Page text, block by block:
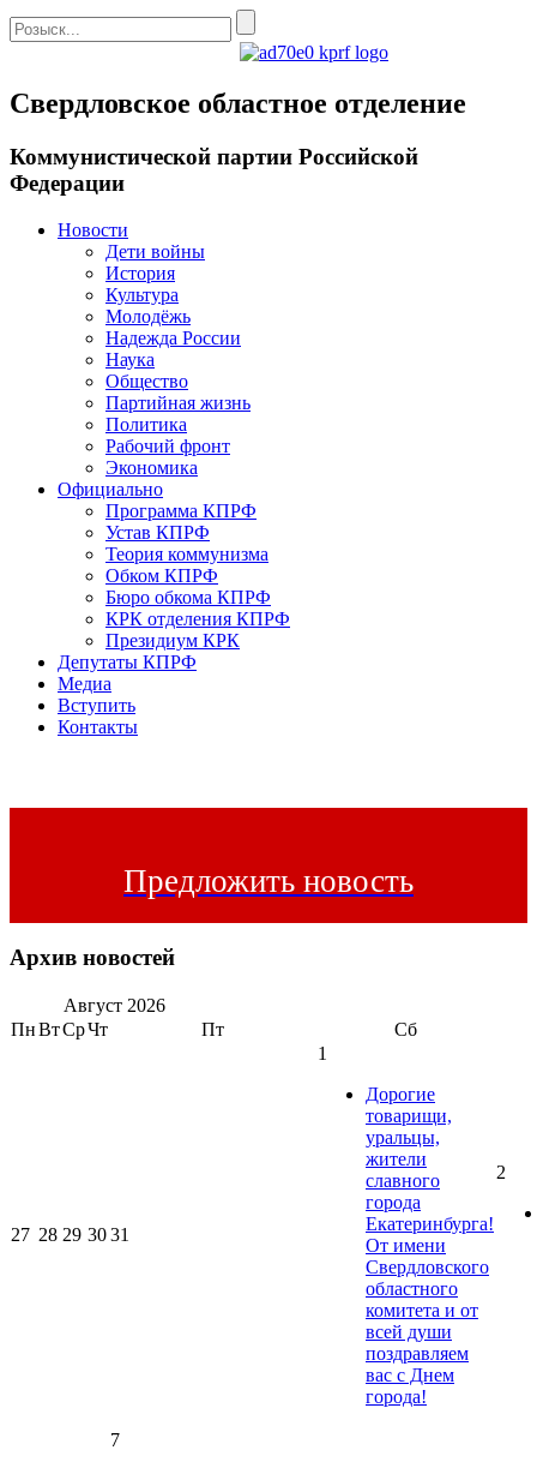
Свердловское областное отделение
Коммунистической партии Российской
Федерации
Новости
Дети войны
История
Культура
Молодёжь
Надежда России
Наука
Общество
Партийная жизнь
Политика
Рабочий фронт
Экономика
Официально
Программа КПРФ
Устав КПРФ
Теория коммунизма
Обком КПРФ
Бюро обкома КПРФ
КРК отделения КПРФ
Президиум КРК
Депутаты КПРФ
Медиа
Вступить
Контакты
Предложить новость
Архив новостей
Август 2026
ПнВтСрЧт Пт Сб
27 28 29 3031
1
Дорогие
товарищи,
уральцы,
жители
славного
города
Екатеринбурга!
От имени
Свердловского
областного
комитета и от
всей души
поздравляем
вас с Днем
города!
2
7